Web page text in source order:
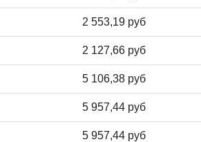
2 553,19 руб
2 127,66 руб
5 106,38 руб
5 957,44 руб
5 957,44 руб